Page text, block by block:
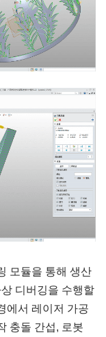
모듈을 통해 생산
디버깅을 수행할
에서 레이저 가공
충돌 간섭, 로봇